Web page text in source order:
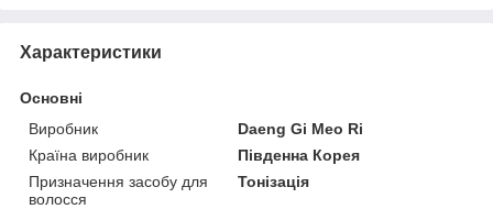
Характеристики
Основні
Виробник
Daeng Gi Meo Ri
Країна виробник
Південна Корея
Призначення засобу для
волосся
Тонізація